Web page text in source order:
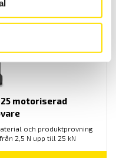
motoriserad
och produktprovning
2,5 N upp till 25 kN